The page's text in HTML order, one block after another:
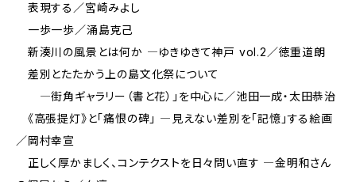
表現する／宮崎みよし
一歩一歩／涌島克己
新湊川の風景とは何か ―ゆきゆきて神戸 vol.2／徳重道朗
差別とたたかう上の島文化祭について
―街角ギャラリー（書と花）」を中心に／池田一成・太田恭治
《高張提灯》と「痛恨の碑」 ―見えない差別を「記憶」する絵画
／岡村幸宣
正しく厚かましく、コンテクストを日々問い直す ―金明和さん